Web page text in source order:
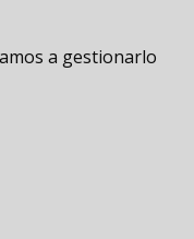
a gestionarlo